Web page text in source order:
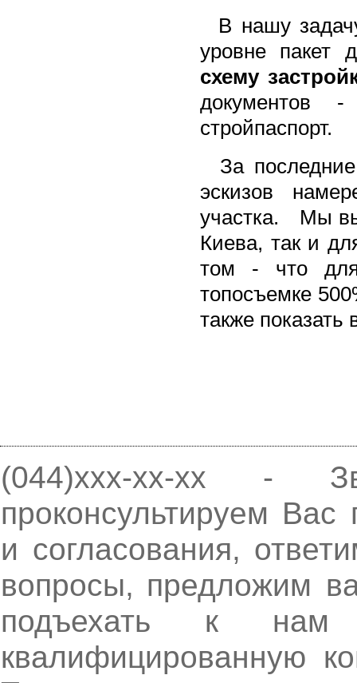
В нашу
уровне пакет
схему
документов
стройпаспорт.
За
эскизов
участка.
Мы
Киева, так и
том - что для
топосъемке
также
(044)xxx-xx-xx -
проконсультируем
и согласования,
вопросы, предложим
подъехать к
квалифицированную